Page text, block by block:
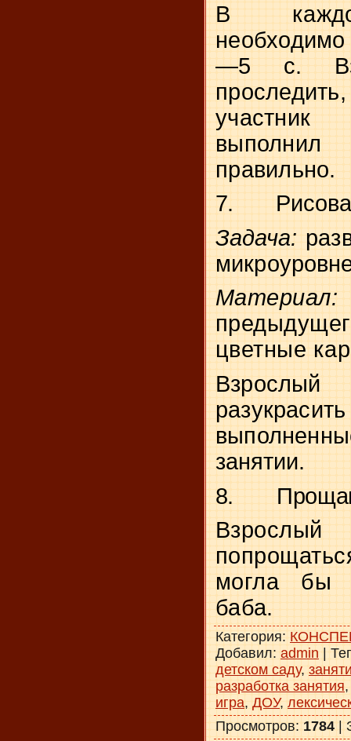
В
—5 с.
правильно.
7.
Задача:
цветные
занятии.
8.
могла
баба.
Категория:
Добавил: admin |
детском саду,
разработка занятия
игра, ДОУ,
Просмотров: 1784 |